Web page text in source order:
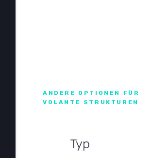
ANDERE OPTIONEN FÜR
VOLANTE STRUKTUREN
Typ